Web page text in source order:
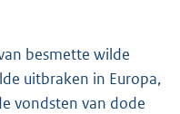
besmette wilde
uitbraken in Europa,
vondsten van dode